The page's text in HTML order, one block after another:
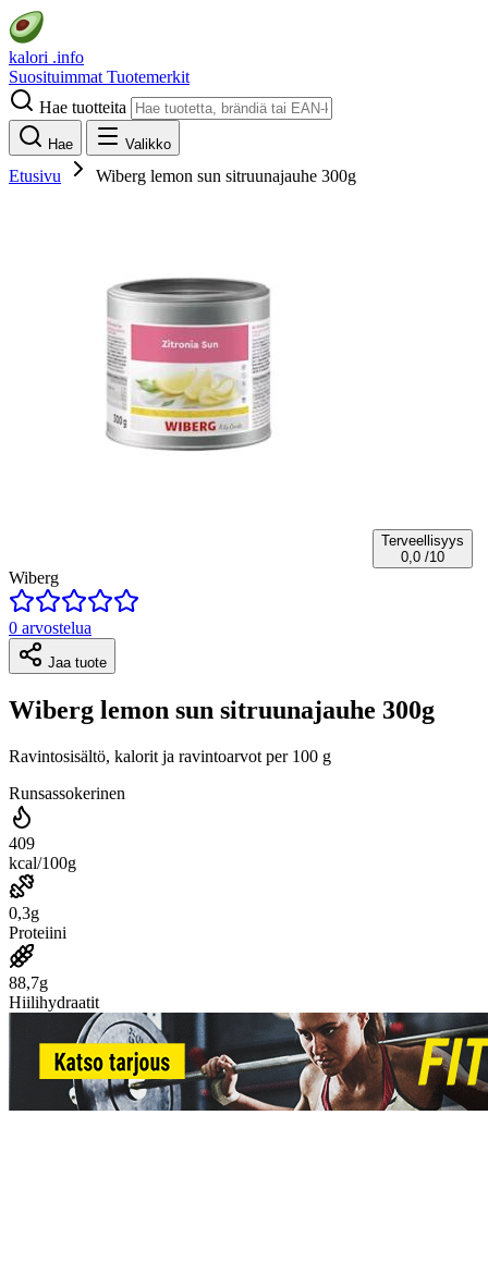
kalori .info
Suosituimmat Tuotemerkit
Hae tuotteita
Hae Valikko
Etusivu Wiberg lemon sun sitruunajauhe 300g
Terveellisyys
0,0 /10
Wiberg
0 arvostelua
Jaa tuote
Wiberg lemon sun sitruunajauhe 300g
Ravintosisältö, kalorit ja ravintoarvot per 100 g
Runsassokerinen
409
kcal/100g
0,3g
Proteiini
88,7g
Hiilihydraatit